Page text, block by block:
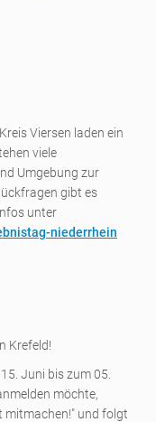
Viersen laden ein
viele
Umgebung zur
gibt es
unter
niederrhein
Krefeld!
Juni bis zum 05.
möchte,
mitmachen!" und folgt